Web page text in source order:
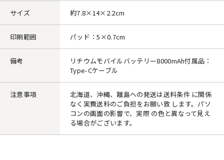
サイズ 約7.8×14×2.2cm
印刷範囲 パッド：5×0.7cm
備考
リチウムモバイルバッテリー8000mAh付属品：
Type-Cケーブル
注意事項
北海道、沖縄、離島への発送は送料条件 に関係
なく実費送料のご負担をお願い致 します。パソ
コンの画面の影響で、実際 の色と異なって見え
る場合がございます。